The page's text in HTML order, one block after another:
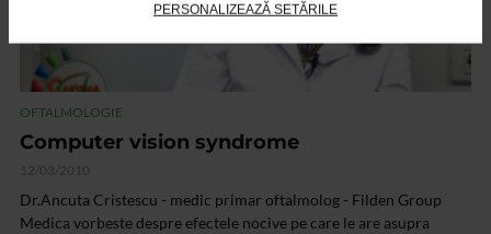
PERSONALIZEAZĂ SETĂRILE
OFTALMOLOGIE
Computer vision syndrome
12/03/2010
Dr.Ancuta Cristescu - medic primar oftalmolog - Filden Group
Medica vorbeste despre efectele nocive pe care le are asupra